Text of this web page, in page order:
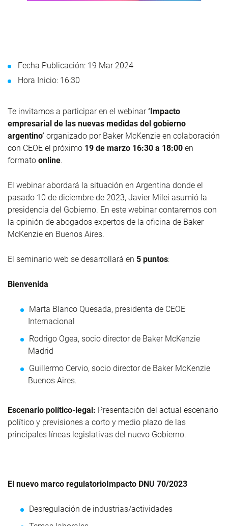
Fecha Publicación: 19 Mar 2024
Hora Inicio: 16:30
Te invitamos a participar en el webinar‘Impacto
empresarial de las nuevas medidas del gobierno
argentino’ organizado por Baker McKenzie en colaboración
con CEOE el próximo 19 de marzo 16:30 a 18:00 en
formato online.
El webinar abordará la situación en Argentina donde el
pasado 10 de diciembre de 2023, Javier Milei asumió la
presidencia del Gobierno. En este webinar contaremos con
la opinión de abogados expertos de la oficina de Baker
McKenzie en Buenos Aires.
El seminario web se desarrollará en 5 puntos:
Bienvenida
Marta Blanco Quesada, presidenta de CEOE
Internacional
Rodrigo Ogea, socio director de Baker McKenzie
Madrid
Guillermo Cervio, socio director de Baker McKenzie
Buenos Aires.
Escenario político-legal: Presentación del actual escenario
político y previsiones a corto y medio plazo de las
principales líneas legislativas del nuevo Gobierno.
El nuevo marco regulatorioImpacto DNU 70/2023
Desregulación de industrias/actividades